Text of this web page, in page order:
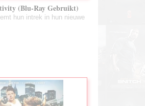
(Blu-Ray Gebruikt)
hun intrek in hun nieuwe